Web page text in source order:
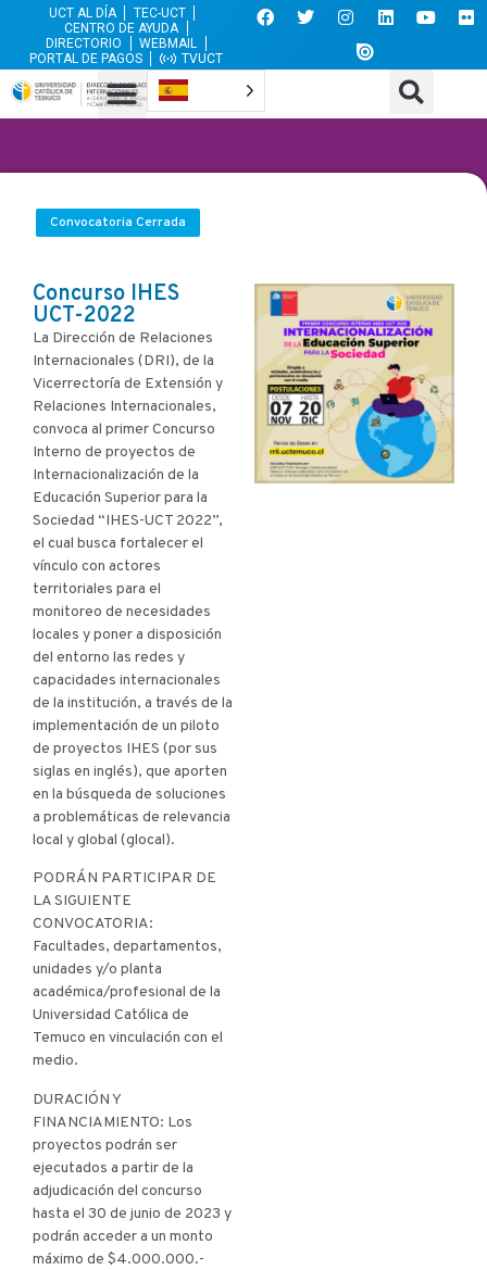
UCT AL DÍA
TEC-UCT
CENTRO DE AYUDA
DIRECTORIO
WEBMAIL
PORTAL DE PAGOS
TVUCT
Convocatoria Cerrada
Concurso IHES
UCT-2022
La Dirección de Relaciones
Internacionales (DRI), de la
Vicerrectoría de Extensión y
Relaciones Internacionales,
convoca al primer Concurso
Interno de proyectos de
Internacionalización de la
Educación Superior para la
Sociedad “IHES-UCT 2022”,
el cual busca fortalecer el
vínculo con actores
territoriales para el
monitoreo de necesidades
locales y poner a disposición
del entorno las redes y
capacidades internacionales
de la institución, a través de la
implementación de un piloto
de proyectos IHES (por sus
siglas en inglés), que aporten
en la búsqueda de soluciones
a problemáticas de relevancia
local y global (glocal).
PODRÁN PARTICIPAR DE
LA SIGUIENTE
CONVOCATORIA:
Facultades, departamentos,
unidades y/o planta
académica/profesional de la
Universidad Católica de
Temuco en vinculación con el
medio.
DURACIÓN Y
FINANCIAMIENTO: Los
proyectos podrán ser
ejecutados a partir de la
adjudicación del concurso
hasta el 30 de junio de 2023 y
podrán acceder a un monto
máximo de $4.000.000.-